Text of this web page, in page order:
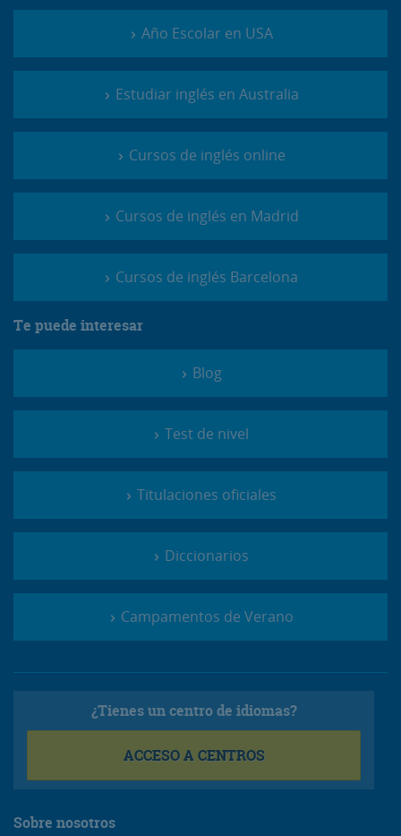
Año Escolar en USA
Estudiar inglés en Australia
Cursos de inglés online
Cursos de inglés en Madrid
Cursos de inglés Barcelona
Te puede interesar
Blog
Test de nivel
Titulaciones oficiales
Diccionarios
Campamentos de Verano
¿Tienes un centro de idiomas?
ACCESO A CENTROS
Sobre nosotros